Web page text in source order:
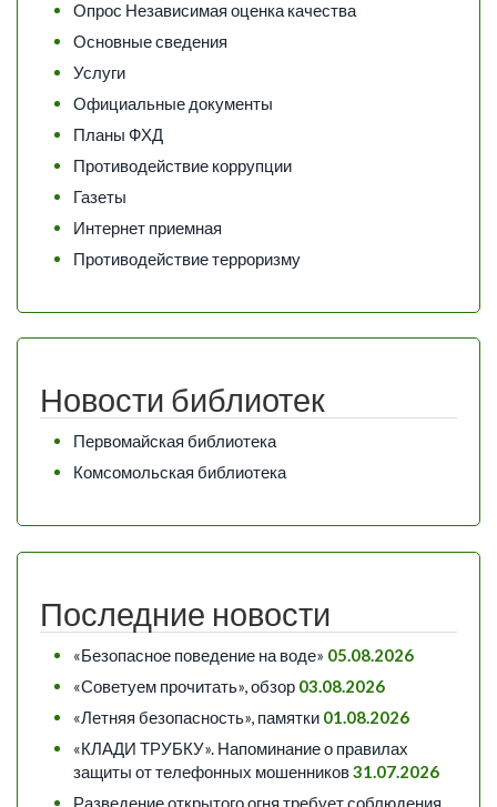
Опрос Независимая оценка качества
Основные сведения
Услуги
Официальные документы
Планы ФХД
Противодействие коррупции
Газеты
Интернет приемная
Противодействие терроризму
Новости библиотек
Первомайская библиотека
Комсомольская библиотека
Последние новости
«Безопасное поведение на воде» 05.08.2026
«Советуем прочитать», обзор 03.08.2026
«Летняя безопасность», памятки 01.08.2026
«КЛАДИ ТРУБКУ». Напоминание о правилах
защиты от телефонных мошенников31.07.2026
Разведение открытого огня требует соблюдения